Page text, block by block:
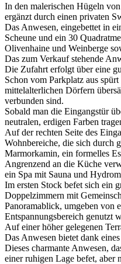
In den malerischen Hügeln
ergänzt durch einen privaten
Das Anwesen, eingebettet in
Scheune und ein 30
Olivenhaine und Weinberge
Das zum Verkauf stehende
Die Zufahrt erfolgt über eine
Schon vom Parkplatz aus
mittelalterlichen Dörfern
verbunden sind.
Sobald man die Eingangstür
neutralen, erdigen Farben
Auf der rechten Seite des
Wohnbereiche, die sich durch
Marmorkamin, ein formelles
Angrenzend an die Küche
ein Spa mit Sauna und
Im ersten Stock befet sich ein
Doppelzimmern mit
Panoramablick, umgeben von
Entspannungsbereich genutzt
Auf einer höher gelegenen
Das Anwesen bietet dank
Dieses charmante Anwesen,
einer ruhigen Lage befet,